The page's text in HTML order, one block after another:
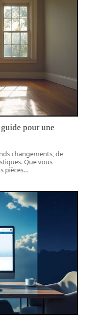
pour une
changements, de
Que vous
pièces…